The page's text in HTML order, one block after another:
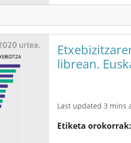
librean.
Last updated 3 mins
Etiketa orokorrak